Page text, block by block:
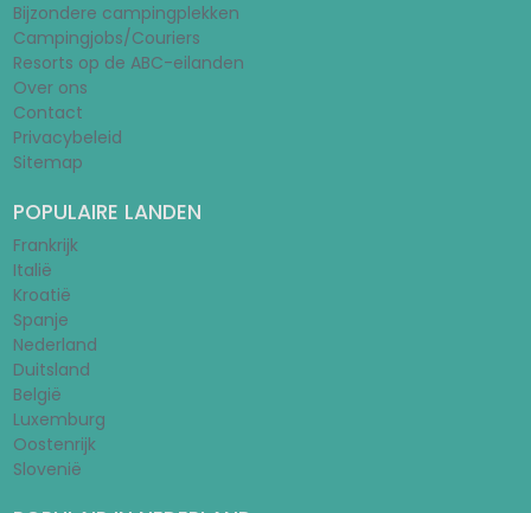
Bijzondere campingplekken
Campingjobs/Couriers
Resorts op de ABC-eilanden
Over ons
Contact
Privacybeleid
Sitemap
POPULAIRE LANDEN
Frankrijk
Italië
Kroatië
Spanje
Nederland
Duitsland
België
Luxemburg
Oostenrijk
Slovenië